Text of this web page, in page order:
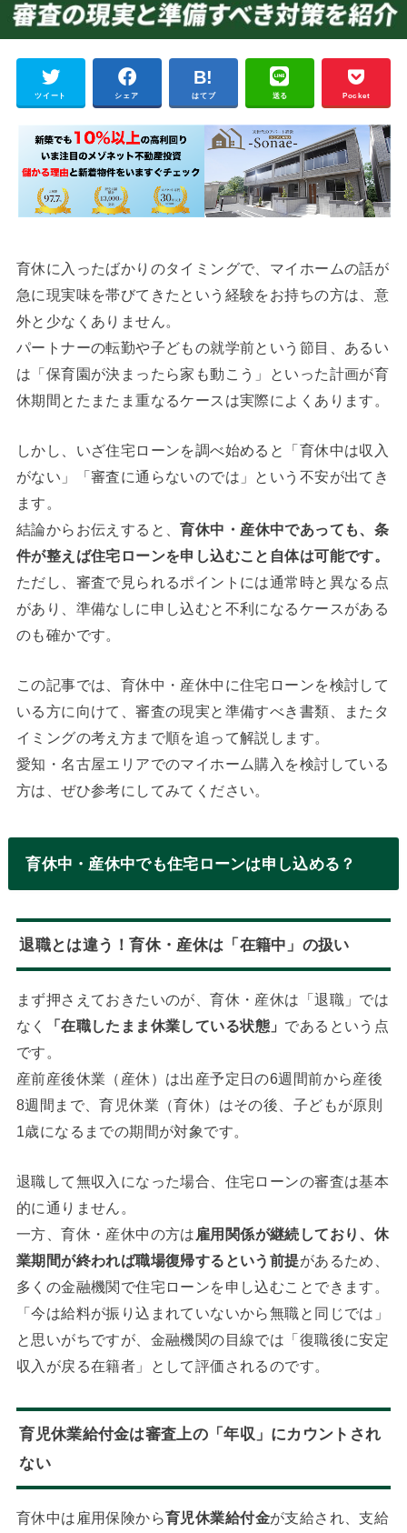
ツイート シェア はてブ 送る Pocket
育休に入ったばかりのタイミングで、マイホームの話が
急に現実味を帯びてきたという経験をお持ちの方は、意
外と少なくありません。
パートナーの転勤や子どもの就学前という節目、あるい
は「保育園が決まったら家も動こう」といった計画が育
休期間とたまたま重なるケースは実際によくあります。
しかし、いざ住宅ローンを調べ始めると「育休中は収入
がない」「審査に通らないのでは」という不安が出てき
ます。
結論からお伝えすると、育休中・産休中であっても、条
件が整えば住宅ローンを申し込むこと自体は可能です。
ただし、審査で見られるポイントには通常時と異なる点
があり、準備なしに申し込むと不利になるケースがある
のも確かです。
この記事では、育休中・産休中に住宅ローンを検討して
いる方に向けて、審査の現実と準備すべき書類、またタ
イミングの考え方まで順を追って解説します。
愛知・名古屋エリアでのマイホーム購入を検討している
方は、ぜひ参考にしてみてください。
育休中・産休中でも住宅ローンは申し込める？
退職とは違う！育休・産休は「在籍中」の扱い
まず押さえておきたいのが、育休・産休は「退職」では
なく
「在職したまま休業している状態」 であるという点
です。
産前産後休業（産休）は出産予定日の6週間前から産後
8週間まで、育児休業（育休）はその後、子どもが原則
1歳になるまでの期間が対象です。
退職して無収入になった場合、住宅ローンの審査は基本
的に通りません。
一方、育休・産休中の方は 雇用関係が継続しており、休
業期間が終われば職場復帰するという前提があるため、
多くの金融機関で住宅ローンを申し込むことできます。
「今は給料が振り込まれていないから無職と同じでは」
と思いがちですが、金融機関の目線では「復職後に安定
収入が戻る在籍者」として評価されるのです。
育児休業給付金は審査上の「年収」にカウントされ
ない
育休中は雇用保険から育児休業給付金が支給され、支給